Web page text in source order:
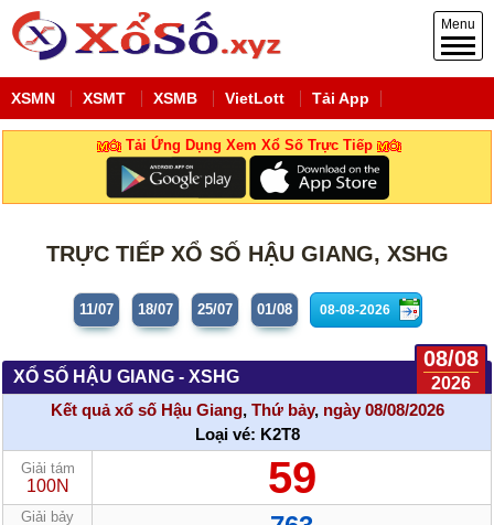
Menu
XSMN XSMT XSMB VietLott Tải App
Tải Ứng Dụng Xem Xổ Số Trực Tiếp
TRỰC TIẾP XỔ SỐ HẬU GIANG, XSHG
11/07 18/07 25/07 01/08
XỔ SỐ HẬU GIANG - XSHG
08/08
2026
Kết quả xổ số Hậu Giang, Thứ bảy, ngày 08/08/2026
Loại vé: K2T8
Giải tám
100N 59
Giải bảy